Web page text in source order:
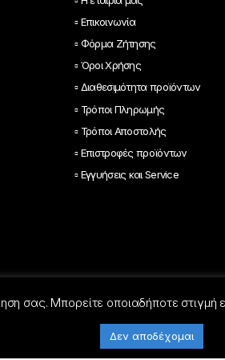
▫ Επικοινωνία
▫ Φόρμα Ζήτησης
▫ Όροι Χρήσης
▫ Διαθεσιμότητα προϊόντων
▫ Τρόποι Πληρωμής
▫ Τρόποι Αποστολής
▫ Επιστροφές προϊόντων
▫ Εγγυήσεις και Service
σας. Μπορείτε οποιαδήποτε στιγμή
Δεν αποδέχομαι